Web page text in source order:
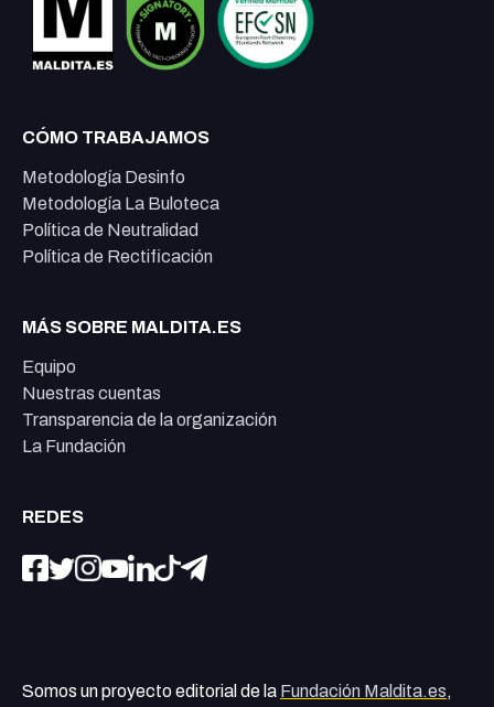
CÓMO TRABAJAMOS
Metodología Desinfo
Metodología La Buloteca
Política de Neutralidad
Política de Rectificación
MÁS SOBRE MALDITA.ES
Equipo
Nuestras cuentas
Transparencia de la organización
La Fundación
REDES
Somos un proyecto editorial de la Fundación Maldita.es,